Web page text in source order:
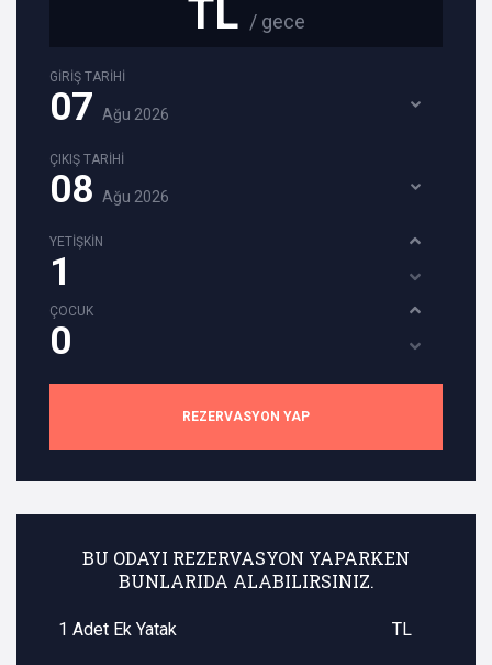
TL / gece
GİRİŞ TARİHİ
07 Ağu 2026
ÇIKIŞ TARİHİ
08 Ağu 2026
YETİŞKİN
ÇOCUK
REZERVASYON YAP
BU ODAYI REZERVASYON YAPARKEN
BUNLARIDA ALABILIRSINIZ.
1 Adet Ek Yatak TL